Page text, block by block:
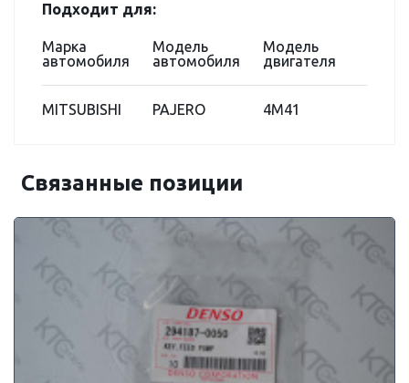
Подходит для:
Марка
автомобиля
Модель
автомобиля
Модель
двигателя
MITSUBISHI PAJERO 4M41
Связанные позиции